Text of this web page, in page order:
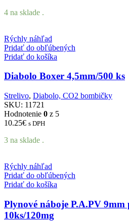
4 na sklade .
Rýchly náhľad
Pridať do obľúbených
Pridať do košíka
Diabolo Boxer 4,5mm/500 ks
Strelivo, Diabolo, CO2 bombičky
SKU: 11721
Hodnotenie 0 z 5
10.25€ s DPH
3 na sklade .
Rýchly náhľad
Pridať do obľúbených
Pridať do košíka
Plynové náboje P.A.PV
10ks/120mg